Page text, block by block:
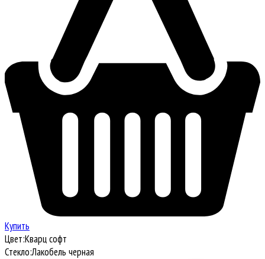
Купить
Цвет:Кварц софт
Стекло:Лакобель черная